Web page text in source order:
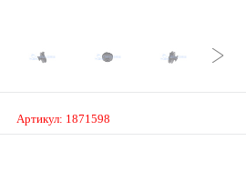
Артикул: 1871598